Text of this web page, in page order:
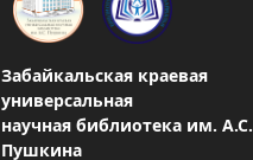
Забайкальская краевая
универсальная
научная библиотека им. А.С.
Пушкина